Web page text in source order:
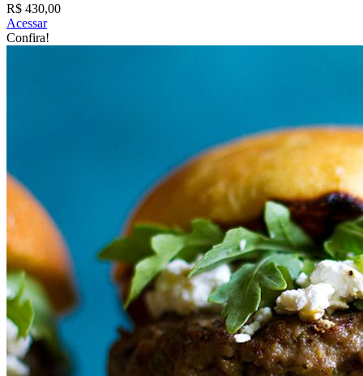
R$ 430,00
Acessar
Confira!